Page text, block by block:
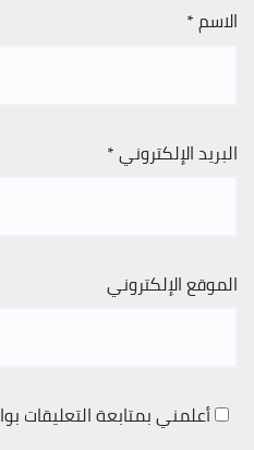
الاسم*
البريد الإلكتروني*
الموقع الإلكتروني
أعلمني بمتابعة التعليقات